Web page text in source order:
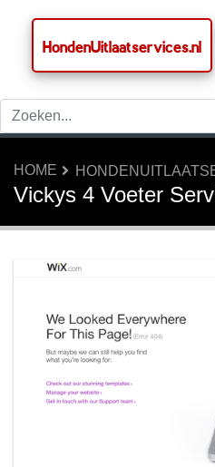
HondenUitlaatservices.nl
HOME
Vickys 4 Voeter